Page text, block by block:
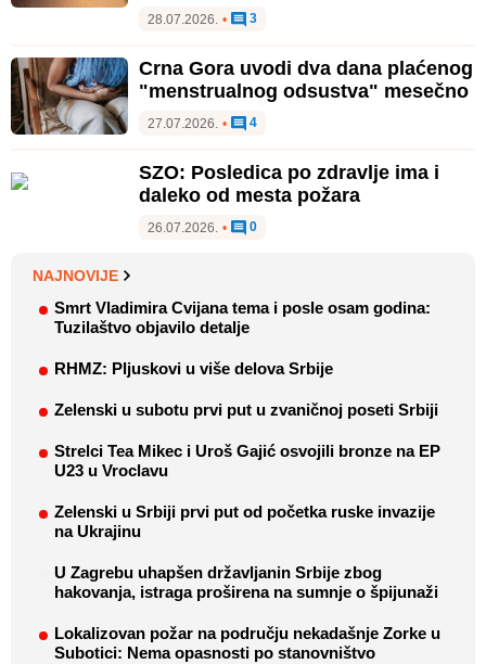
28.07.2026. • 3
Crna Gora uvodi dva dana plaćenog
"menstrualnog odsustva" mesečno
27.07.2026. • 4
SZO: Posledica po zdravlje ima i
daleko od mesta požara
26.07.2026. • 0
NAJNOVIJE
Smrt Vladimira Cvijana tema i posle osam godina:
Tuzilaštvo objavilo detalje
RHMZ: Pljuskovi u više delova Srbije
Zelenski u subotu prvi put u zvaničnoj poseti Srbiji
Strelci Tea Mikec i Uroš Gajić osvojili bronze na EP
U23 u Vroclavu
Zelenski u Srbiji prvi put od početka ruske invazije
na Ukrajinu
U Zagrebu uhapšen državljanin Srbije zbog
hakovanja, istraga proširena na sumnje o špijunaži
Lokalizovan požar na području nekadašnje Zorke u
Subotici: Nema opasnosti po stanovništvo